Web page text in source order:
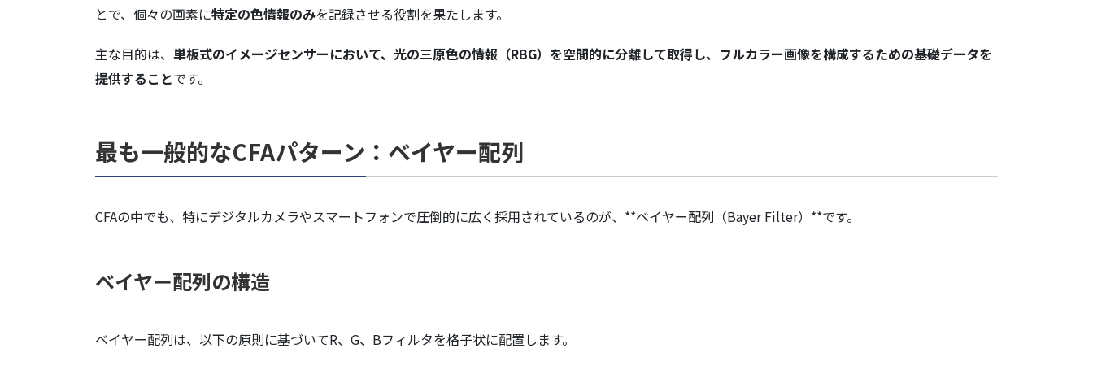
とで、個々の画素に特定の色情報のみを記録させる役割を果たします。
主な目的は、 単板式のイメージセンサーにおいて、光の三原色の情報（RBG）を空間的に分離して取得し、フルカラー画像を構成するための基礎データを
提供することです。
最も一般的なCFAパターン：ベイヤー配列
CFAの中でも、特にデジタルカメラやスマートフォンで圧倒的に広く採用されているのが、**ベイヤー配列（Bayer Filter）**です。
ベイヤー配列の構造
ベイヤー配列は、以下の原則に基づいてR、G、Bフィルタを格子状に配置します。